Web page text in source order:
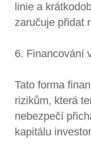
linie a
zaručuje přidat
6. Financování
Tato forma
rizikům, která
nebezpečí
kapitálu